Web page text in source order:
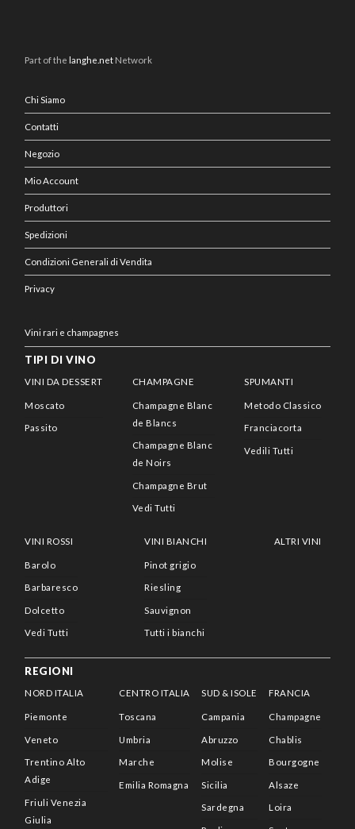
Part of thelanghe.net Network
Chi Siamo
Contatti
Negozio
Mio Account
Produttori
Spedizioni
Condizioni Generali di Vendita
Privacy
Vini rari e champagnes
TIPI DI VINO
VINI DA DESSERT
Moscato
Passito
CHAMPAGNE
Champagne Blanc
de Blancs
Champagne Blanc
de Noirs
Champagne Brut
Vedi Tutti
SPUMANTI
Metodo Classico
Franciacorta
Vedili Tutti
VINI ROSSI
Barolo
Barbaresco
Dolcetto
Vedi Tutti
VINI BIANCHI
Pinot grigio
Riesling
Sauvignon
Tutti i bianchi
ALTRI VINI
REGIONI
NORD ITALIA
Piemonte
Veneto
Trentino Alto
Adige
Friuli Venezia
Giulia
CENTRO ITALIA
Toscana
Umbria
Marche
Emilia Romagna
SUD & ISOLE
Campania
Abruzzo
Molise
Sicilia
Sardegna
FRANCIA
Champagne
Chablis
Bourgogne
Alsaze
Loira